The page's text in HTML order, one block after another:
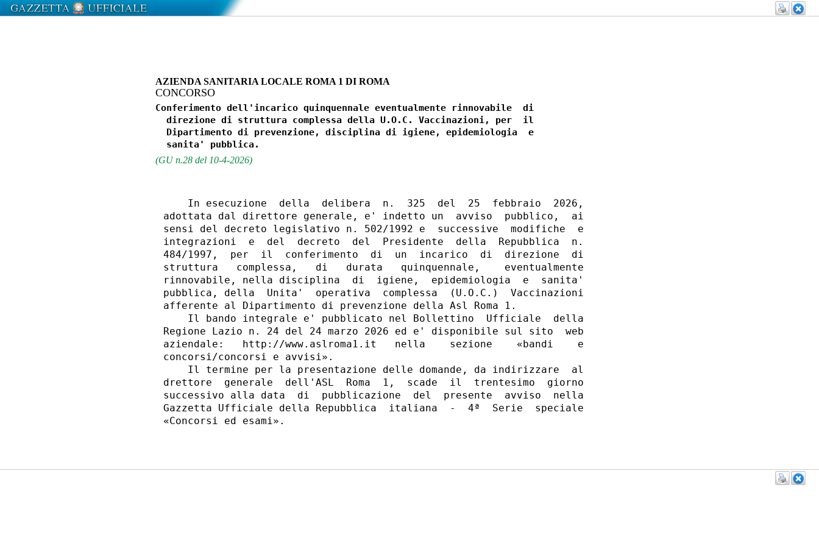
AZIENDA SANITARIA LOCALE ROMA 1 DI ROMA
CONCORSO
Conferimento dell'incarico quinquennale eventualmente rinnovabile  di
  direzione di struttura complessa della U.O.C. Vaccinazioni, per  il
  Dipartimento di prevenzione, disciplina di igiene, epidemiologia  e
(GU n.28 del 10-4-2026)
    In esecuzione  della  delibera  n.  325  del  25  febbraio  2026,
adottata dal direttore generale, e' indetto un  avviso  pubblico,  ai
sensi del decreto legislativo n. 502/1992 e  successive  modifiche  e
integrazioni  e  del  decreto  del  Presidente  della  Repubblica  n.
484/1997,  per  il  conferimento  di  un  incarico  di  direzione  di
struttura   complessa,   di   durata   quinquennale,    eventualmente
rinnovabile, nella disciplina  di  igiene,  epidemiologia  e  sanita'
pubblica, della  Unita'  operativa  complessa  (U.O.C.)  Vaccinazioni
afferente al Dipartimento di prevenzione della Asl Roma 1.
    Il bando integrale e' pubblicato nel Bollettino  Ufficiale  della
Regione Lazio n. 24 del 24 marzo 2026 ed e' disponibile sul sito  web
aziendale:   http://www.aslroma1.it   nella    sezione    «bandi    e
concorsi/concorsi e avvisi».
    Il termine per la presentazione delle domande, da indirizzare  al
drettore  generale  dell'ASL  Roma  1,  scade  il  trentesimo  giorno
successivo alla data  di  pubblicazione  del  presente  avviso  nella
Gazzetta Ufficiale della Repubblica  italiana  -  4ª  Serie  speciale
«Concorsi ed esami».